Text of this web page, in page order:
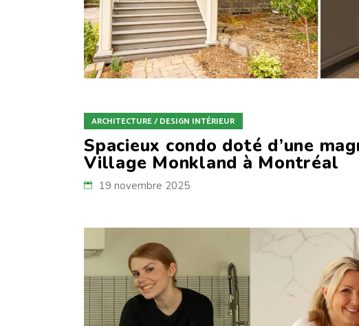
ARCHITECTURE / DESIGN INTÉRIEUR
Spacieux condo doté d’une
Village Monkland à Montréal
19 novembre 2025